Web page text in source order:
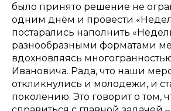
было принято решение не
одним днём и провести
постарались наполнить
разнообразными форматами
вдохновляясь
Ивановича. Рада, что наши
откликнулись и молодежи, и
поколению. Это говорит о том,